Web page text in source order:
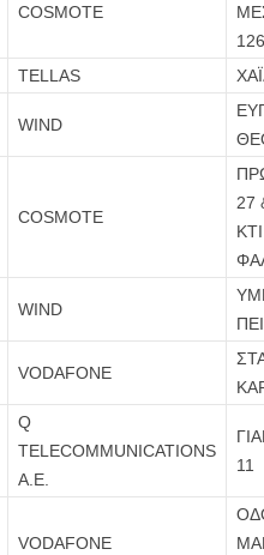
COSMOTE
TELLAS
WIND
COSMOTE
27
WIND
VODAFONE
Q
TELECOMMUNICATIONS
A.E.
11
VODAFONE